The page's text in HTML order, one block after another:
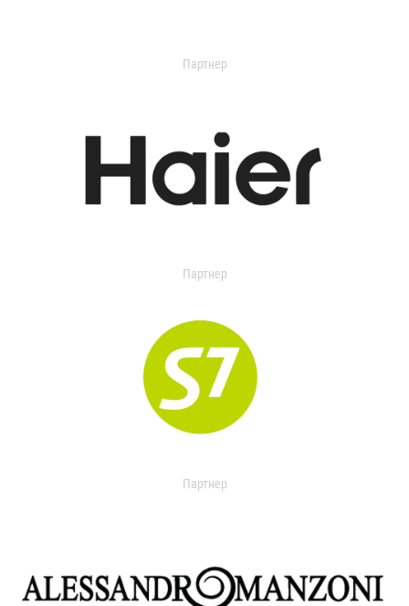
Партнер
Партнер
Партнер